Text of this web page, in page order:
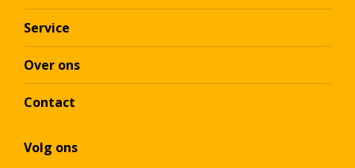
Service
Over ons
Contact
Volg ons